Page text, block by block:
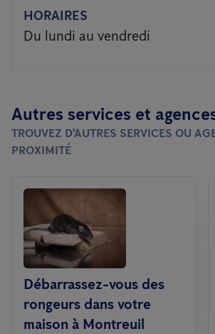
HORAIRES
Du lundi au vendredi
Autres services et
TROUVEZ D'AUTRES SERVICES OU
PROXIMITÉ
Débarrassez-vous des
rongeurs dans votre
maison à Montreuil